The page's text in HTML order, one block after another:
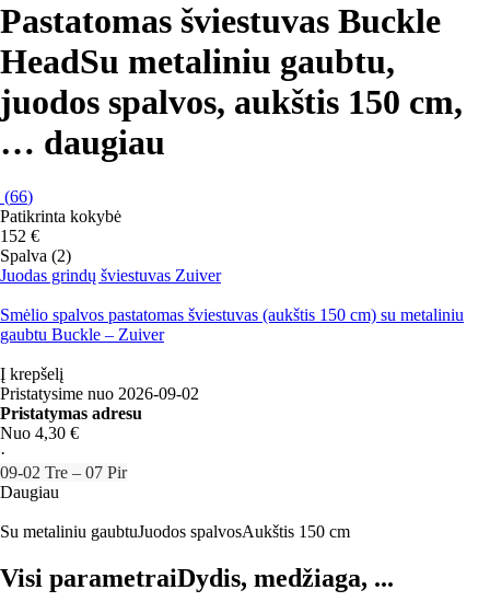
Pastatomas šviestuvas Buckle
HeadSu metaliniu gaubtu,
juodos spalvos, aukštis 150 cm,
… daugiau
(66)
Patikrinta kokybė
152 €
Spalva (2)
Juodas grindų šviestuvas Zuiver
Smėlio spalvos pastatomas šviestuvas (aukštis 150 cm) su metaliniu
gaubtu Buckle – Zuiver
Į krepšelį
Pristatysime nuo 2026‑09‑02
Pristatymas adresu
Nuo 4,30 €
·
09‑02 Tre – 07 Pir
Daugiau
Su metaliniu gaubtuJuodos spalvosAukštis 150 cm
Visi parametraiDydis, medžiaga, ...